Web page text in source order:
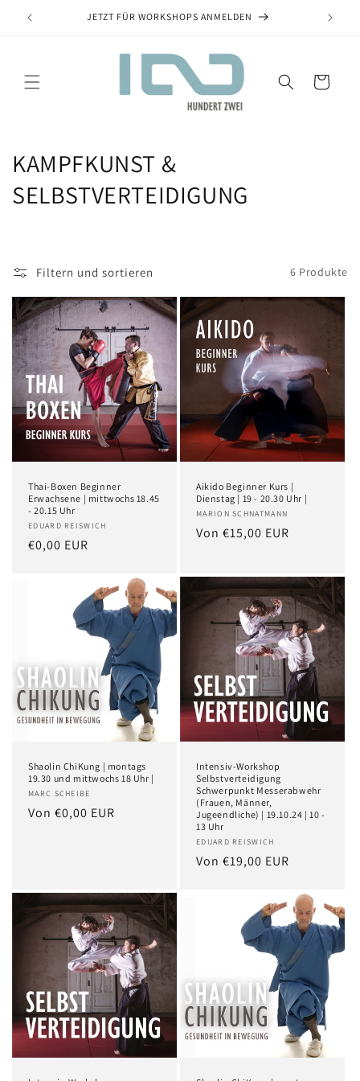
JETZT FÜR WORKSHOPS ANMELDEN
Warenkorb
KAMPFKUNST &
SELBSTVERTEIDIGUNG
Filtern und sortieren 6 Produkte
Thai-Boxen Beginner
Erwachsene | mittwochs 18.45
- 20.15 Uhr
EDUARD REISWICH
€0,00 EUR
Aikido Beginner Kurs |
Dienstag | 19 - 20.30 Uhr |
MARION SCHNATMANN
Von €15,00 EUR
Shaolin ChiKung | montags
19.30 und mittwochs 18 Uhr |
MARC SCHEIBE
Von €0,00 EUR
Intensiv-Workshop
Selbstverteidigung
Schwerpunkt Messerabwehr
(Frauen, Männer,
Jugeendliche) | 19.10.24 | 10 -
13 Uhr
EDUARD REISWICH
Von €19,00 EUR